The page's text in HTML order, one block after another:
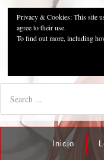
"I'm the best there is
Inicio
Privacy & Cookies: This site
agree to their use.
To find out more, including